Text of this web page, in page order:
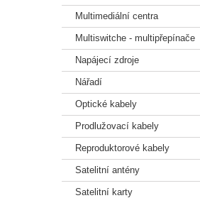
Multimediální centra
Multiswitche - multipřepínače
Napájecí zdroje
Nářadí
Optické kabely
Prodlužovací kabely
Reproduktorové kabely
Satelitní antény
Satelitní karty